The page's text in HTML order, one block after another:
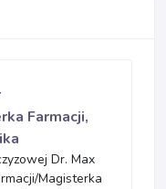
Farmacji,
Dr. Max
Magisterka